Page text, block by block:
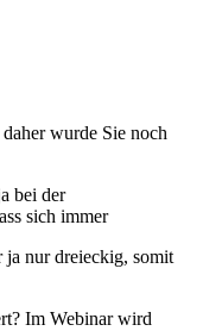
wurde Sie noch
bei der
sich immer
ja nur dreieckig, somit
Im Webinar wird